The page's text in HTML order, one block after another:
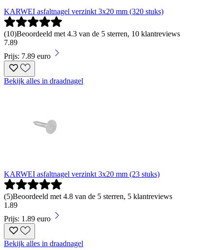
KARWEI asfaltnagel verzinkt 3x20 mm (320 stuks)
(10)Beoordeeld met 4.3 van de 5 sterren, 10 klantreviews
7.89
Prijs: 7.89 euro
Bekijk alles in draadnagel
KARWEI asfaltnagel verzinkt 3x20 mm (23 stuks)
(5)Beoordeeld met 4.8 van de 5 sterren, 5 klantreviews
1 .89
Prijs: 1.89 euro
Bekijk alles in draadnagel